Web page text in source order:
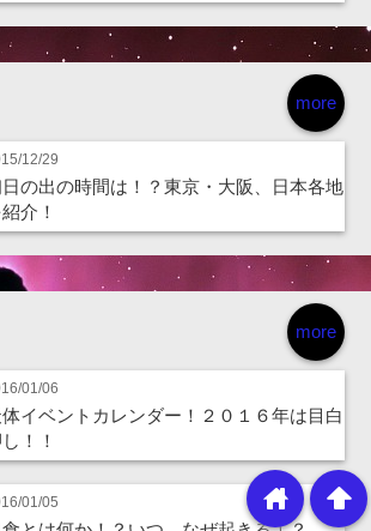
more
12/29
の出の時間は！？東京・大阪、日本各地
介！
more
01/06
体イベントカレンダー！２０１６年は目白
！！
01/05 arrowup
home